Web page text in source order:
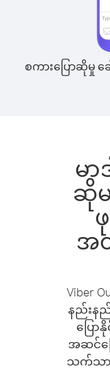
စကားပြောဆိုမှု ခေ
မာ
ဆိုမ
အ
Viber
နည်းနည်
ပြေ
အဆင်ပ
သက်သာသ